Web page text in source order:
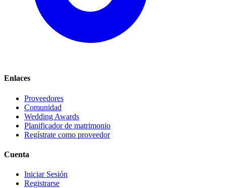
Enlaces
Proveedores
Comunidad
Wedding Awards
Planificador de matrimonio
Regístrate como proveedor
Cuenta
Iniciar Sesión
Registrarse